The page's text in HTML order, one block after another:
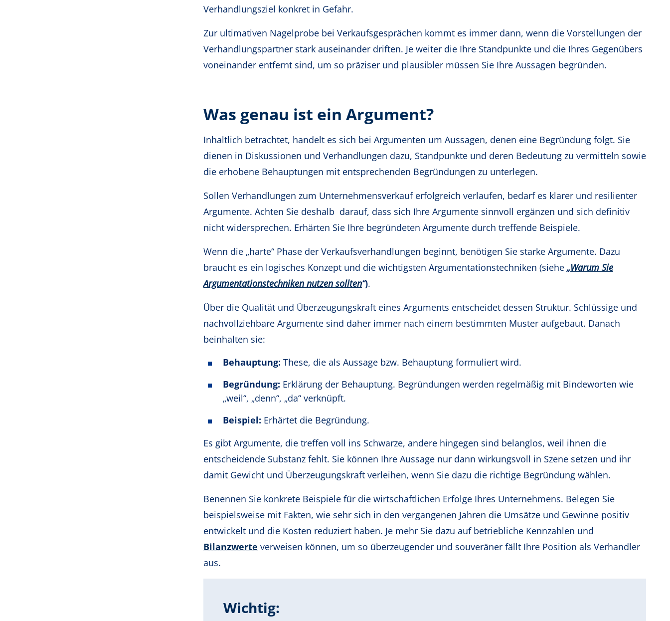
Verhandlungsziel konkret in Gefahr.
Zur ultimativen Nagelprobe bei Verkaufsgesprächen kommt es immer dann, wenn die Vorstellungen der
Verhandlungspartner stark auseinander driften. Je weiter die Ihre Standpunkte und die Ihres Gegenübers
voneinander entfernt sind, um so präziser und plausibler müssen Sie Ihre Aussagen begründen.
Was genau ist ein Argument?
Inhaltlich betrachtet, handelt es sich bei Argumenten um Aussagen, denen eine Begründung folgt. Sie
dienen in Diskussionen und Verhandlungen dazu, Standpunkte und deren Bedeutung zu vermitteln sowie
die erhobene Behauptungen mit entsprechenden Begründungen zu unterlegen.
Sollen Verhandlungen zum Unternehmensverkauf erfolgreich verlaufen, bedarf es klarer und resilienter
Argumente. Achten Sie deshalb darauf, dass sich Ihre Argumente sinnvoll ergänzen und sich definitiv
nicht widersprechen. Erhärten Sie Ihre begründeten Argumente durch treffende Beispiele.
Wenn die „harte“ Phase der Verkaufsverhandlungen beginnt, benötigen Sie starke Argumente. Dazu
braucht es ein logisches Konzept und die wichtigsten Argumentationstechniken (siehe „Warum Sie
Argumentationstechniken nutzen sollten“).
Über die Qualität und Überzeugungskraft eines Arguments entscheidet dessen Struktur. Schlüssige und
nachvollziehbare Argumente sind daher immer nach einem bestimmten Muster aufgebaut. Danach
beinhalten sie:
Behauptung: These, die als Aussage bzw. Behauptung formuliert wird.
Begründung: Erklärung der Behauptung. Begründungen werden regelmäßig mit Bindeworten wie
„weil“, „denn“, „da“ verknüpft.
Beispiel: Erhärtet die Begründung.
Es gibt Argumente, die treffen voll ins Schwarze, andere hingegen sind belanglos, weil ihnen die
entscheidende Substanz fehlt. Sie können Ihre Aussage nur dann wirkungsvoll in Szene setzen und ihr
damit Gewicht und Überzeugungskraft verleihen, wenn Sie dazu die richtige Begründung wählen.
Benennen Sie konkrete Beispiele für die wirtschaftlichen Erfolge Ihres Unternehmens. Belegen Sie
beispielsweise mit Fakten, wie sehr sich in den vergangenen Jahren die Umsätze und Gewinne positiv
entwickelt und die Kosten reduziert haben. Je mehr Sie dazu auf betriebliche Kennzahlen und
Bilanzwerte verweisen können, um so überzeugender und souveräner fällt Ihre Position als Verhandler
aus.
Wichtig: